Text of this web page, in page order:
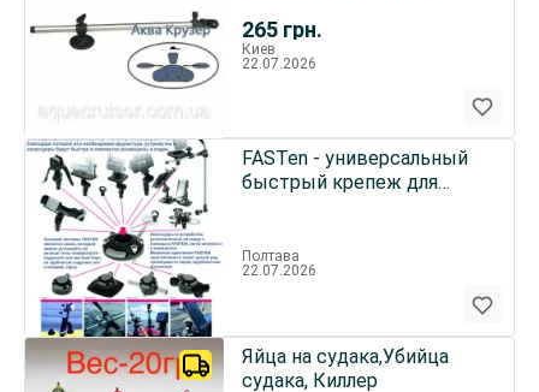
265 грн.
Киев
22.07.2026
FASTen - универсальный
быстрый крепеж для
Полтава
22.07.2026
Яйца на судака,Убийца
судака, Киллер